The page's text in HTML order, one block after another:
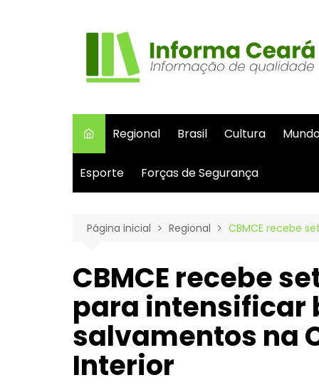
Regional Brasil Cultura
Esporte Forças de Segurança
Página inicial Regional CBMCE recebe
CBMCE recebe
para intensificar
salvamentos na
Interior